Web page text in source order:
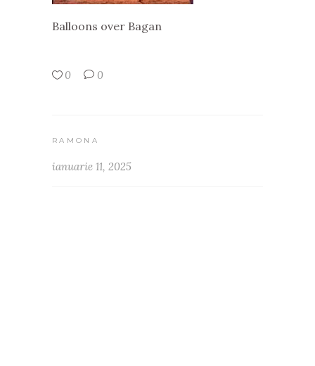
Balloons over Bagan
0 0
RAMONA
ianuarie 11, 2025